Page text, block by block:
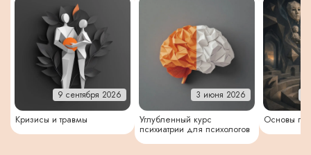
9 сентября 2026
Кризисы и травмы
3 июня 2026
Углубленный курс
психиатрии для психологов
Основы